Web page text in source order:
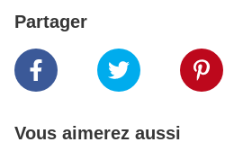
Partager
Vous aimerez aussi